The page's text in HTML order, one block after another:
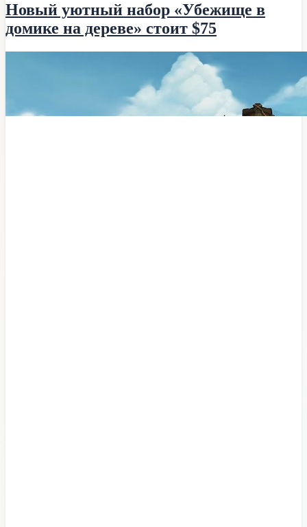
Новый уютный набор «Убежище в
домике на дереве» стоит $75